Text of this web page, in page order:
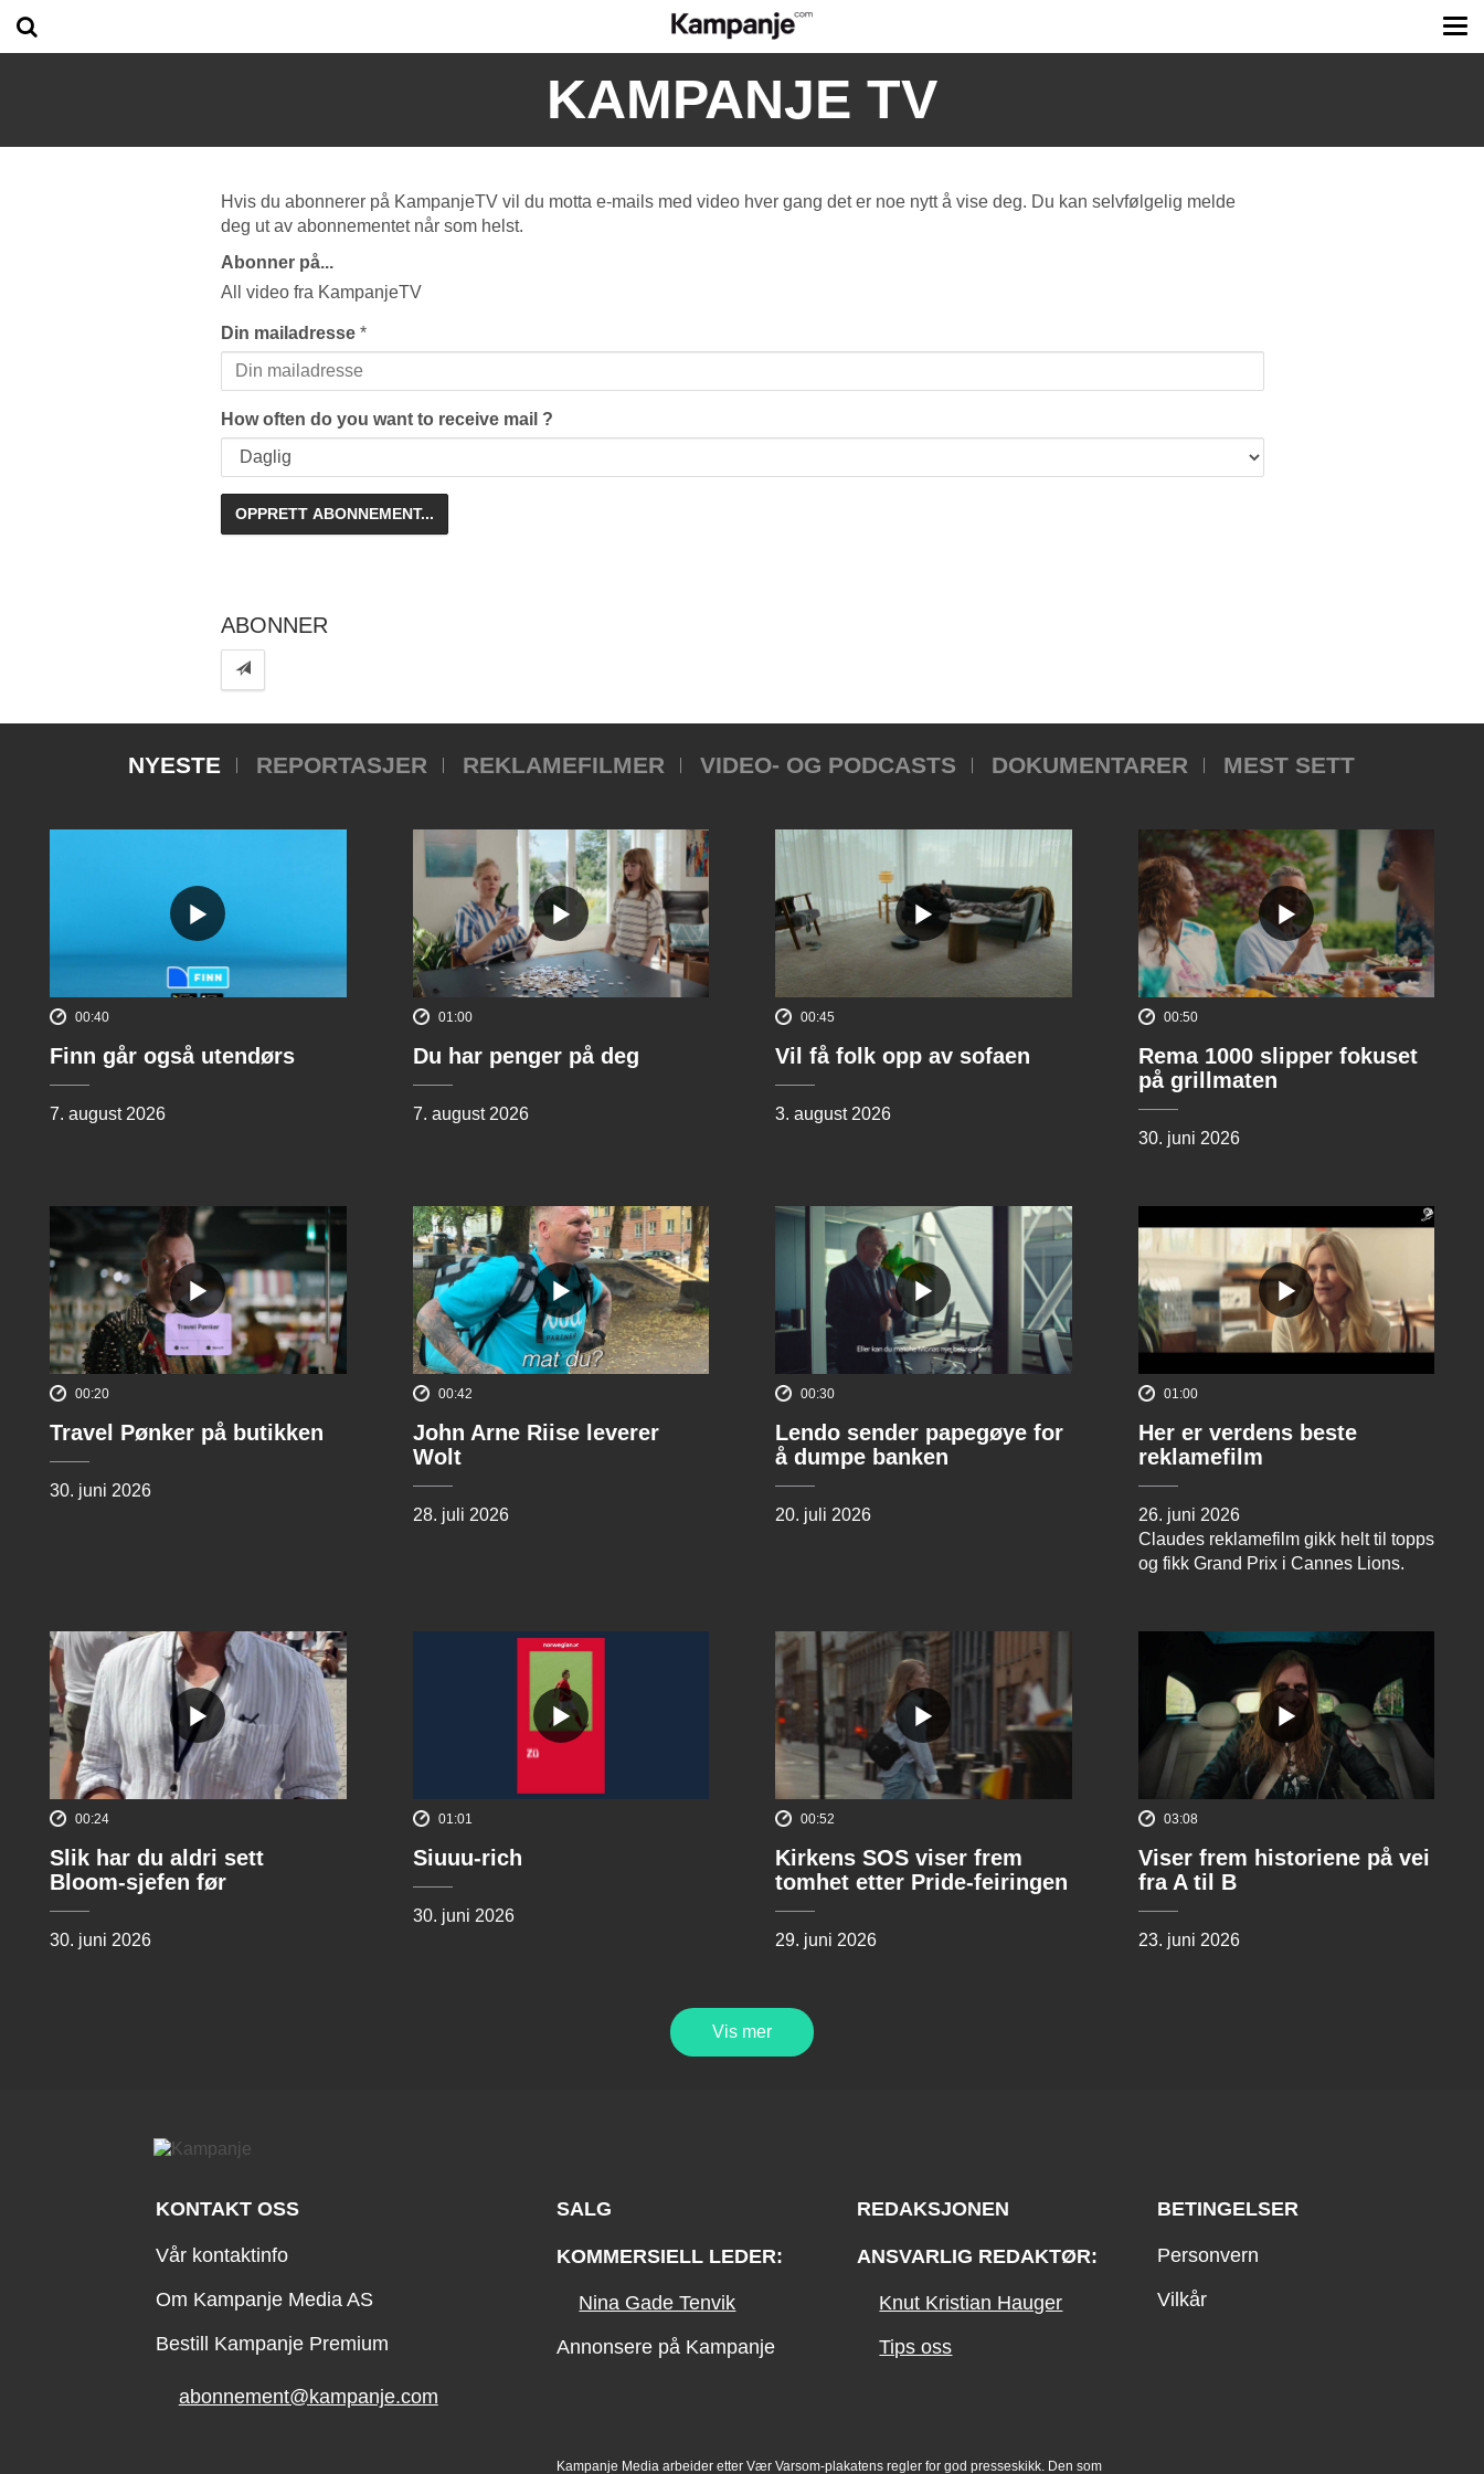
KAMPANJE TV
Hvis du abonnerer på KampanjeTV vil du motta e-mails med video hver gang det er noe nytt å vise deg. Du kan selvfølgelig melde
deg ut av abonnementet når som helst.
Abonner på...
All video fra KampanjeTV
Din mailadresse *
How often do you want to receive mail ?
ABONNER
NYESTE REPORTASJER REKLAMEFILMER VIDEO- OG PODCASTS DOKUMENTARER MEST SETT
00:40
Finn går også utendørs
7. august 2026
01:00
Du har penger på deg
7. august 2026
00:45
Vil få folk opp av sofaen
3. august 2026
00:50
Rema 1000 slipper fokuset
på grillmaten
30. juni 2026
00:20
Travel Pønker på butikken
30. juni 2026
00:42
John Arne Riise leverer
Wolt
28. juli 2026
00:30
Lendo sender papegøye for
å dumpe banken
20. juli 2026
01:00
Her er verdens beste
reklamefilm
26. juni 2026
Claudes reklamefilm gikk helt til topps
og fikk Grand Prix i Cannes Lions.
00:24
Slik har du aldri sett
Bloom-sjefen før
30. juni 2026
01:01
Siuuu-rich
30. juni 2026
00:52
Kirkens SOS viser frem
tomhet etter Pride-feiringen
29. juni 2026
03:08
Viser frem historiene på vei
fra A til B
23. juni 2026
Vis mer
KONTAKT OSS
Vår kontaktinfo
Om Kampanje Media AS
Bestill Kampanje Premium
abonnement@kampanje.com
SALG
KOMMERSIELL LEDER:
Nina Gade Tenvik
Annonsere på Kampanje
REDAKSJONEN
ANSVARLIG REDAKTØR:
Knut Kristian Hauger
Tips oss
BETINGELSER
Personvern
Vilkår
Kampanje Media arbeider etter Vær Varsom-plakatens regler for god presseskikk. Den som